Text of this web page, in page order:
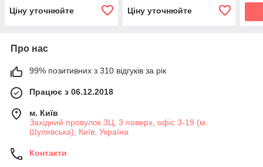
Ціну уточнюйте Ціну уточнюйте
Про нас
99% позитивних з 310 відгуків за рік
Працює з 06.12.2018
м. Київ
Західний провулок 3Ц, 3 поверх, офіс 3-19 (м.
Шулявська), Київ, Україна
Контакти